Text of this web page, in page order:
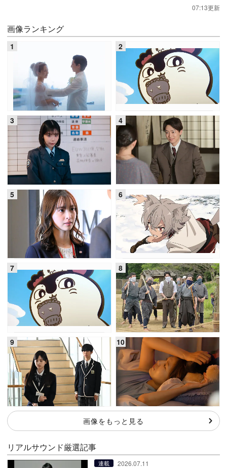
07:13更新
画像ランキング
画像をもっと見る
リアルサウンド厳選記事
連載 2026.07.11